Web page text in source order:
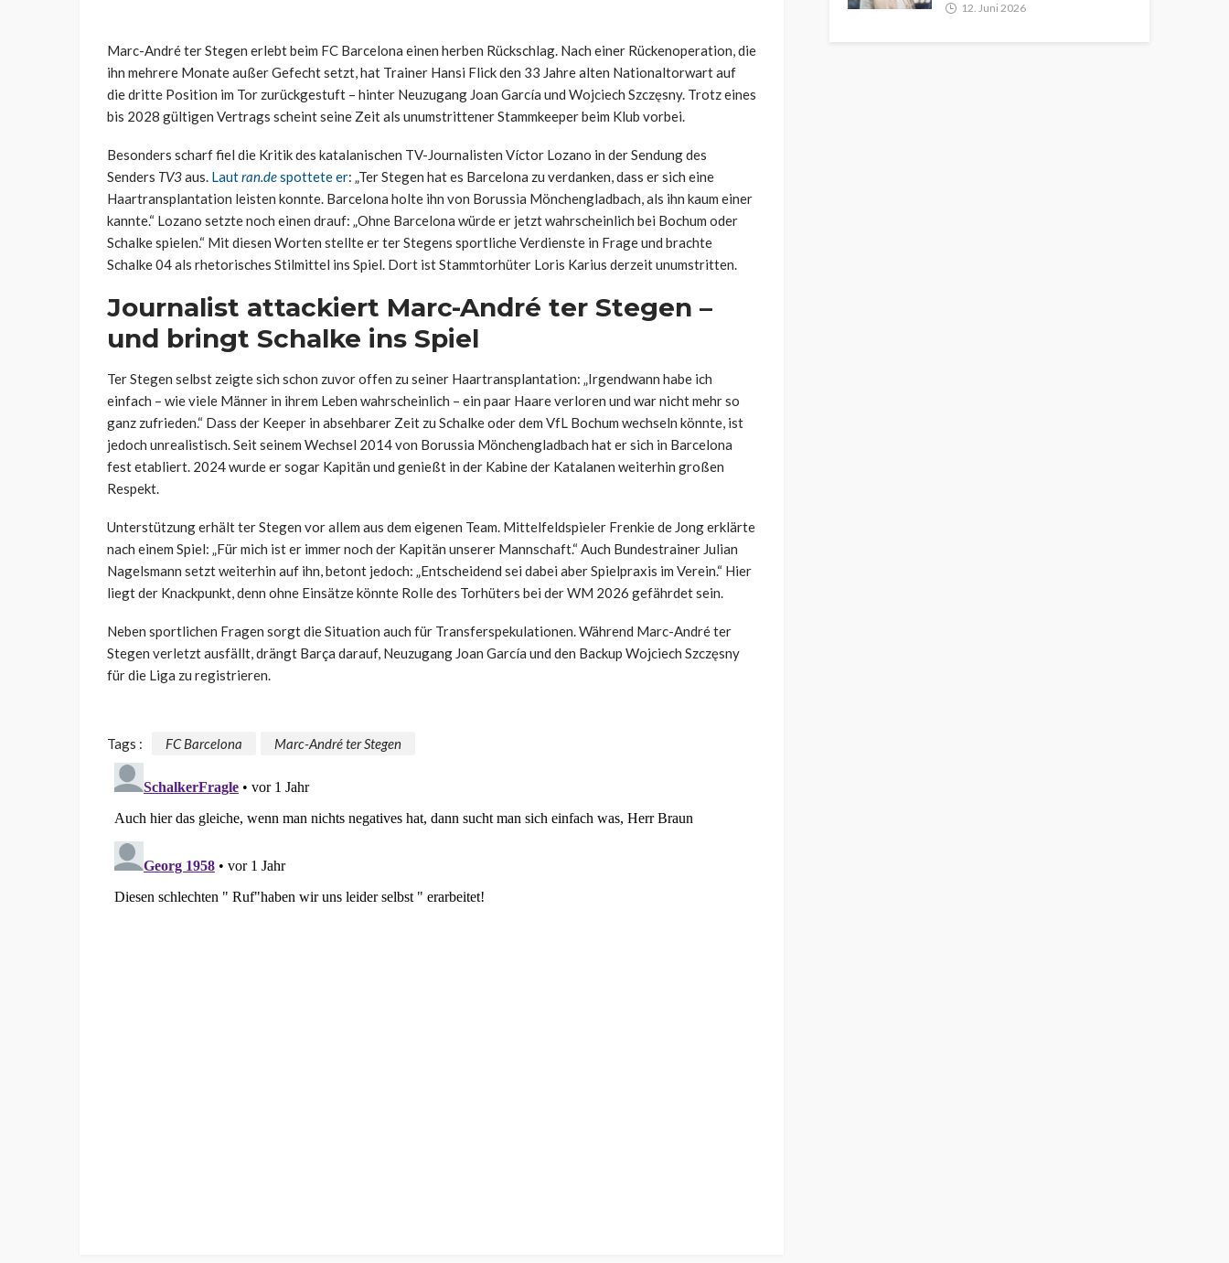
Marc-André ter Stegen erlebt beim FC Barcelona einen herben Rückschlag. Nach einer Rückenoperation, die
ihn mehrere Monate außer Gefecht setzt, hat Trainer Hansi Flick den 33 Jahre alten Nationaltorwart auf
die dritte Position im Tor zurückgestuft – hinter Neuzugang Joan García und Wojciech Szczęsny. Trotz eines
bis 2028 gültigen Vertrags scheint seine Zeit als unumstrittener Stammkeeper beim Klub vorbei.
Besonders scharf fiel die Kritik des katalanischen TV-Journalisten Víctor Lozano in der Sendung des
Senders TV3aus. Lautran.despottete er: „Ter Stegen hat es Barcelona zu verdanken, dass er sich eine
Haartransplantation leisten konnte. Barcelona holte ihn von Borussia Mönchengladbach, als ihn kaum einer
kannte.“ Lozano setzte noch einen drauf: „Ohne Barcelona würde er jetzt wahrscheinlich bei Bochum oder
Schalke spielen.“ Mit diesen Worten stellte er ter Stegens sportliche Verdienste in Frage und brachte
Schalke 04 als rhetorisches Stilmittel ins Spiel. Dort ist Stammtorhüter Loris Karius derzeit unumstritten.
Journalist attackiert Marc-André ter Stegen –
und bringt Schalke ins Spiel
Ter Stegen selbst zeigte sich schon zuvor offen zu seiner Haartransplantation: „Irgendwann habe ich
einfach – wie viele Männer in ihrem Leben wahrscheinlich – ein paar Haare verloren und war nicht mehr so
ganz zufrieden.“ Dass der Keeper in absehbarer Zeit zu Schalke oder dem VfL Bochum wechseln könnte, ist
jedoch unrealistisch. Seit seinem Wechsel 2014 von Borussia Mönchengladbach hat er sich in Barcelona
fest etabliert. 2024 wurde er sogar Kapitän und genießt in der Kabine der Katalanen weiterhin großen
Respekt.
Unterstützung erhält ter Stegen vor allem aus dem eigenen Team. Mittelfeldspieler Frenkie de Jong erklärte
nach einem Spiel: „Für mich ist er immer noch der Kapitän unserer Mannschaft.“ Auch Bundestrainer Julian
Nagelsmann setzt weiterhin auf ihn, betont jedoch: „Entscheidend sei dabei aber Spielpraxis im Verein.“ Hier
liegt der Knackpunkt, denn ohne Einsätze könnte Rolle des Torhüters bei der WM 2026 gefährdet sein.
Neben sportlichen Fragen sorgt die Situation auch für Transferspekulationen. Während Marc-André ter
Stegen verletzt ausfällt, drängt Barça darauf, Neuzugang Joan García und den Backup Wojciech Szczęsny
für die Liga zu registrieren.
Tags : FC Barcelona Marc-André ter Stegen
12. Juni 2026